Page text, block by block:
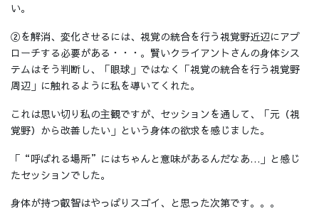
い。
②を解消、変化させるには、視覚の統合を行う視覚野近辺にアプ
ローチする必要がある・・・。賢いクライアントさんの身体シス
テムはそう判断し、「眼球」ではなく「視覚の統合を行う視覚野
周辺」に触れるように私を導いてくれた。
これは思い切り私の主観ですが、セッションを通して、「元（視
覚野）から改善したい」という身体の欲求を感じました。
「“呼ばれる場所”にはちゃんと意味があるんだなあ…」と感じ
たセッションでした。
身体が持つ叡智はやっぱりスゴイ、と思った次第です。。。